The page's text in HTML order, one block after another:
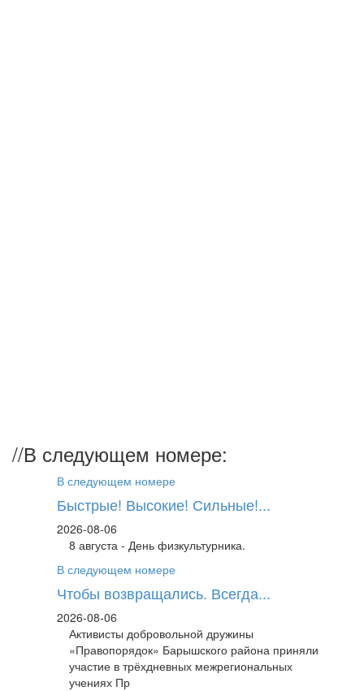
//В следующем номере:
В следующем номере
Быстрые! Высокие! Сильные!...
2026-08-06
8 августа - День физкультурника.
В следующем номере
Чтобы возвращались. Всегда...
2026-08-06
Активисты добровольной дружины
«Правопорядок» Барышского района приняли
участие в трёхдневных межрегиональных
учениях Пр